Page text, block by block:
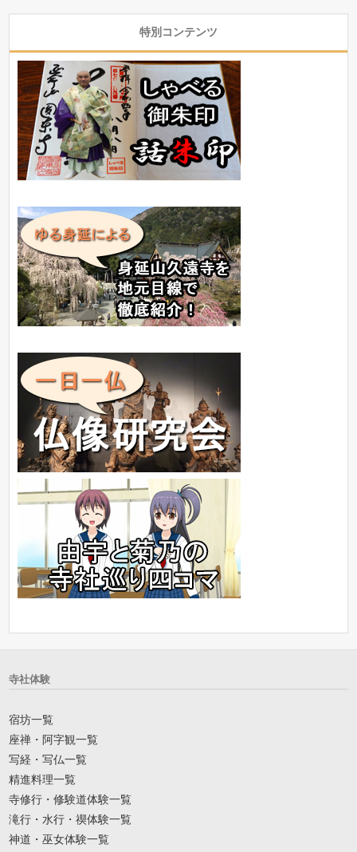
特別コンテンツ
寺社体験
宿坊一覧
座禅・阿字観一覧
写経・写仏一覧
精進料理一覧
寺修行・修験道体験一覧
滝行・水行・禊体験一覧
神道・巫女体験一覧